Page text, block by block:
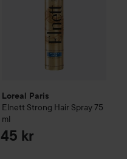
Loreal Paris
Elnett Strong Hair Spray75
ml
45 kr